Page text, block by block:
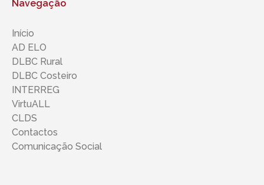
Navegação
Início
AD ELO
DLBC Rural
DLBC Costeiro
INTERREG
VirtuALL
CLDS
Contactos
Comunicação Social